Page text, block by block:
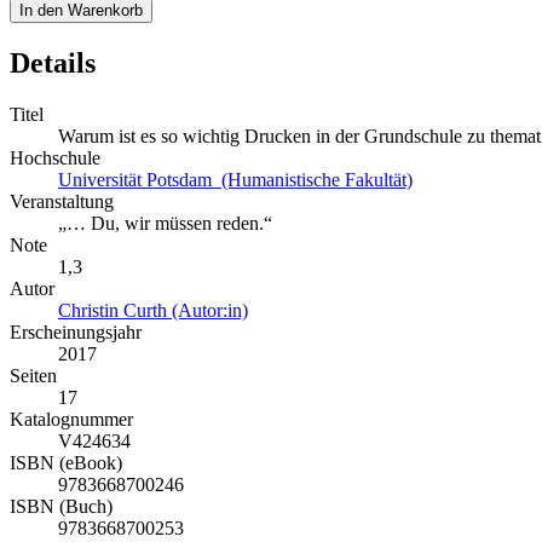
In den Warenkorb
Details
Titel
Warum ist es so wichtig Drucken in der Grundschule zu
Hochschule
Universität Potsdam (Humanistische Fakultät)
Veranstaltung
„… Du, wir müssen reden.“
Note
1,3
Autor
Christin Curth (Autor:in)
Erscheinungsjahr
2017
Seiten
17
Katalognummer
V424634
ISBN (eBook)
9783668700246
ISBN (Buch)
9783668700253